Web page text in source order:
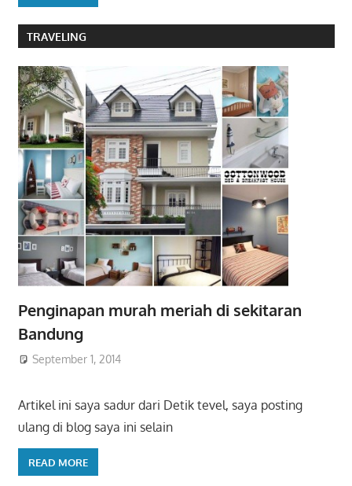
TRAVELING
Penginapan murah meriah di sekitaran
Bandung
September 1, 2014
Artikel ini saya sadur dari Detik tevel, saya posting
ulang di blog saya ini selain
READ MORE